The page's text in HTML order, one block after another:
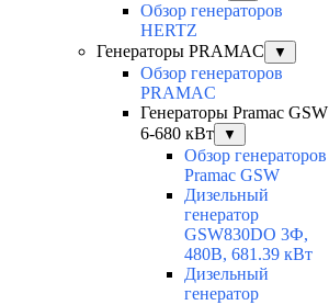
Обзор генераторов
HERTZ
Генераторы PRAMAC
▼
Обзор генераторов
PRAMAC
Генераторы Pramac GSW
6-680 кВт
▼
Обзор генераторов
Pramac GSW
Дизельный
генератор
GSW830DO 3Ф,
480В, 681.39 кВт
Дизельный
генератор